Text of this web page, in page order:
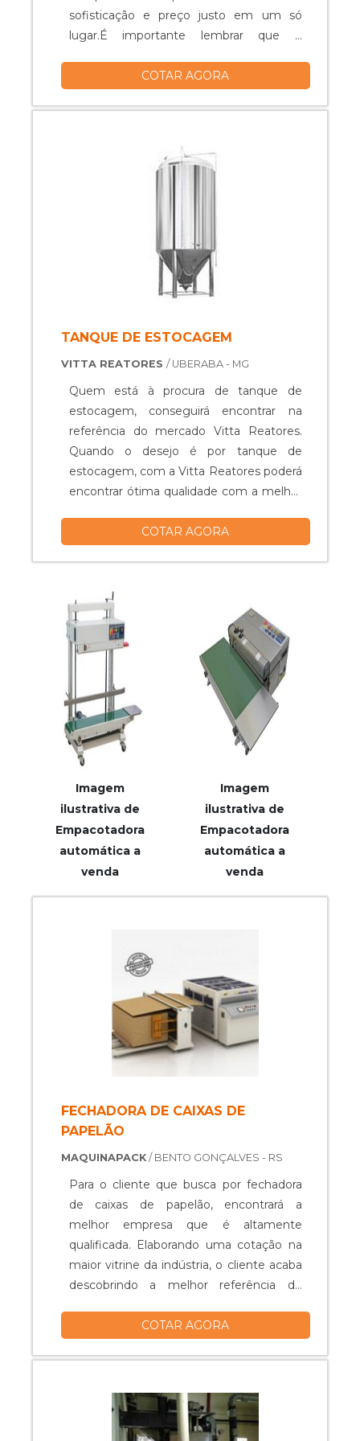
sofisticação e preço justo em um só
lugar.É importante lembrar que o
empresas especializadas. Esse tipo de
durabilidade dos materiais, além de evitar
de peças defeituosas. Assim, é possível ...
COTAR AGORA
TANQUE DE ESTOCAGEM
VITTA REATORES / UBERABA - MG
Quem está à procura de tanque de
estocagem, conseguirá encontrar na
referência do mercado Vitta Reatores.
Quando o desejo é por tanque de
estocagem, com a Vitta Reatores poderá
encontrar ótima qualidade com a melhor
da empresa.UM POUCO MAIS SOBRE O
competência e excelência em uma área
de atuação. A Vitta Reatores foca seus
esforços em pr...
COTAR AGORA
Imagem
ilustrativa de
Empacotadora
automática a
venda
Imagem
ilustrativa de
Empacotadora
automática a
venda
FECHADORA DE CAIXAS DE
PAPELÃO
MAQUINAPACK/ BENTO GONÇALVES - RS
Para o cliente que busca por fechadora
de caixas de papelão, encontrará a
melhor empresa que é altamente
qualificada. Elaborando uma cotação na
maior vitrine da indústria, o cliente acaba
descobrindo a melhor referência do
SÉRIE DE BENEFÍCIOSA fechadora de
armar caixas de papelão nos mais
possibilitando uma embalagem segura
aos produtos e garantindo eficiência no
COTAR AGORA